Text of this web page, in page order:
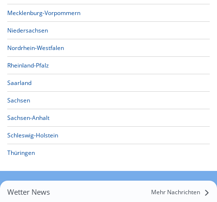
Mecklenburg-Vorpommern
Niedersachsen
Nordrhein-Westfalen
Rheinland-Pfalz
Saarland
Sachsen
Sachsen-Anhalt
Schleswig-Holstein
Thüringen
Wetter News Mehr Nachrichten